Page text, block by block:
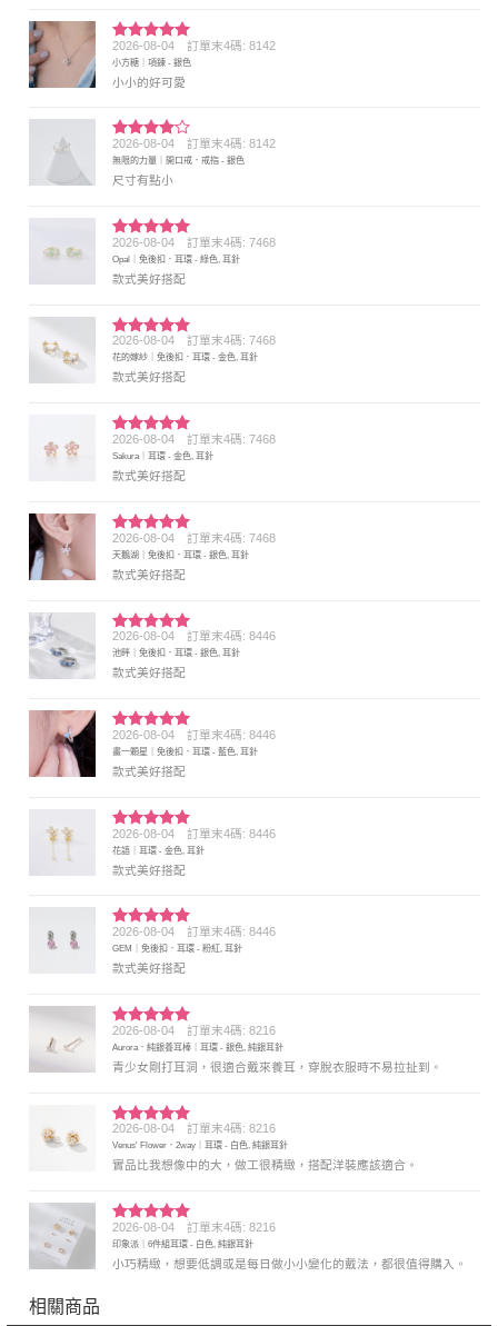
評分5滿
分 5
2026-08-04 訂單末4碼: 8142
小方糖｜項鍊 - 銀色
小小的好可愛
評分4
滿分 5
2026-08-04 訂單末4碼: 8142
無限的力量｜開口戒．戒指 - 銀色
尺寸有點小
評分5 滿
分 5
2026-08-04 訂單末4碼: 7468
Opal｜免後扣．耳環 - 綠色, 耳針
款式美好搭配
評分5 滿
分 5
2026-08-04 訂單末4碼: 7468
花的嫁紗｜免後扣．耳環 - 金色, 耳針
款式美好搭配
評分5 滿
分 5
2026-08-04 訂單末4碼: 7468
Sakura｜耳環 - 金色, 耳針
款式美好搭配
評分5 滿
分 5
2026-08-04 訂單末4碼: 7468
天鵝湖｜免後扣．耳環 - 銀色, 耳針
款式美好搭配
評分5 滿
分 5
2026-08-04 訂單末4碼: 8446
池畔｜免後扣．耳環 - 銀色, 耳針
款式美好搭配
評分5 滿
分 5
2026-08-04 訂單末4碼: 8446
畫一顆星｜免後扣．耳環 - 藍色, 耳針
款式美好搭配
評分5滿
分 5
2026-08-04 訂單末4碼: 8446
花語｜耳環 - 金色, 耳針
款式美好搭配
評分5 滿
分 5
2026-08-04 訂單末4碼: 8446
GEM｜免後扣．耳環 - 粉紅, 耳針
款式美好搭配
評分5 滿
分 5
2026-08-04 訂單末4碼: 8216
Aurora．純銀養耳棒｜耳環 - 銀色, 純銀耳針
青少女剛打耳洞，很適合戴來養耳，穿脫衣服時不易拉扯到。
評分5 滿
分 5
2026-08-04 訂單末4碼: 8216
Venus' Flower．2way｜耳環 - 白色, 純銀耳針
實品比我想像中的大，做工很精緻，搭配洋裝應該適合。
評分5 滿
分 5
2026-08-04 訂單末4碼: 8216
印象派｜6件組耳環 - 白色, 純銀耳針
小巧精緻，想要低調或是每日做小小變化的戴法，都很值得購入。
相關商品